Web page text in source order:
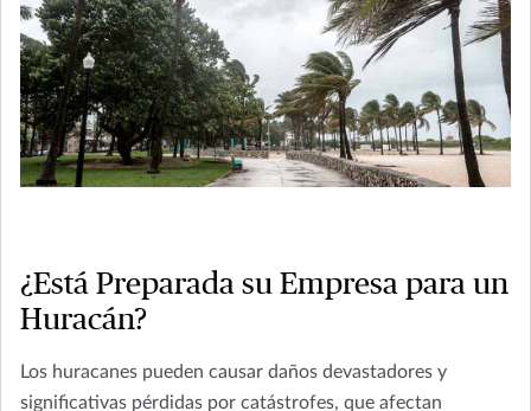
¿Está Preparada su Empresa para un
Huracán?
Los huracanes pueden causar daños devastadores y
significativas pérdidas por catástrofes, que afectan